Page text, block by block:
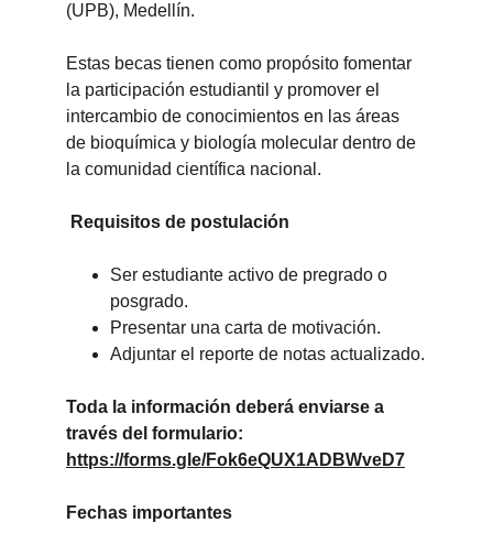
(UPB), Medellín.
Estas becas tienen como propósito fomentar
la participación estudiantil y promover el
intercambio de conocimientos en las áreas
de bioquímica y biología molecular dentro de
la comunidad científica nacional.
Requisitos de postulación
Ser estudiante activo de pregrado o
posgrado.
Presentar una carta de motivación.
Adjuntar el reporte de notas actualizado.
Toda la información deberá enviarse a
través del formulario:
https://forms.gle/Fok6eQUX1ADBWveD7
Fechas importantes